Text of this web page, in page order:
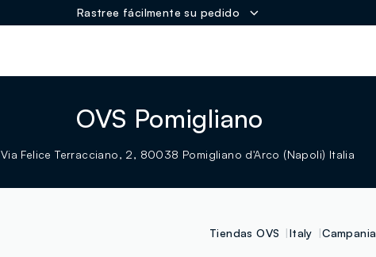
Rastree fácilmente su pedido
OVS Pomigliano
Via Felice Terracciano, 2, 80038 Pomigliano d'Arco (Napoli) Italia
Tiendas OVS Italy Campania